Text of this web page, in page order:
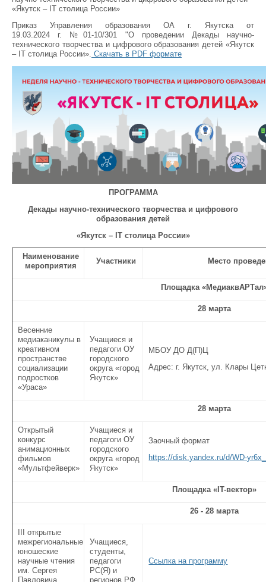
«Якутск – IT столица России»
Приказ Управления образования ОА г. Якутска от
19.03.2024 г. №01-10/301 "О проведении Декады научно-
технического творчества и цифрового образования детей «Якутск
– IT столица России». Скачать в PDF формате
ПРОГРАММА
Декады научно-технического творчества и цифрового
образования детей
«Якутск – IT столица России»
Наименование
мероприятия
Участники Место
Площадка
28 марта
Весенние
медиаканикулы в
креативном
пространстве
социализации
подростков
«Ураса»
Учащиеся и
педагоги ОУ
городского
округа «город
Якутск»
МБОУ ДО Д(П)Ц
Адрес: г. Якутск, ул. Клары
28 марта
Открытый
конкурс
анимационных
фильмов
«Мультфейверк»
Учащиеся и
педагоги ОУ
городского
округа «город
Якутск»
Заочный формат
https://disk.yandex.ru/d/WD-
Площадка «IT-вектор»
26 - 28 марта
III открытые
межрегиональные
юношеские
научные чтения
им. Сергея
Павловича
Учащиеся,
студенты,
педагоги
РС(Я) и
регионов РФ
Ссылка на программу